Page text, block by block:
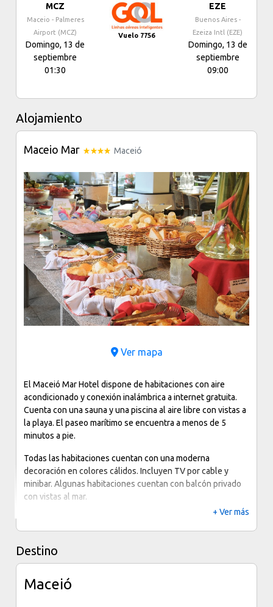
MCZ
Maceio - Palmeres
Airport (MCZ)
Domingo, 13 de
septiembre
01:30
Vuelo 7756
EZE
Buenos Aires -
Ezeiza Intl (EZE)
Domingo, 13 de
septiembre
09:00
Alojamiento
Maceio Mar Maceió
Previous Next
Ver mapa
El Maceió Mar Hotel dispone de habitaciones con aire
acondicionado y conexión inalámbrica a internet gratuita.
Cuenta con una sauna y una piscina al aire libre con vistas a
la playa. El paseo marítimo se encuentra a menos de 5
minutos a pie.
Todas las habitaciones cuentan con una moderna
decoración en colores cálidos. Incluyen TV por cable y
minibar. Algunas habitaciones cuentan con balcón privado
con vistas al mar.
asientos y sombrillas. Este hotel también cuenta con una
sauna y un pequeño gimnasio.
del Mercado Municipal, donde encontrará piezasde arte y
+ Ver más
Destino
Maceió